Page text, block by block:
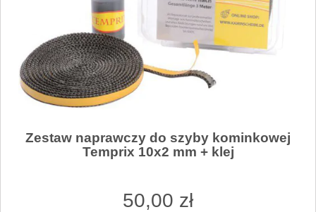
Zestaw naprawczy do szyby kominkowej
Temprix 10x2 mm + klej
50,00 zł